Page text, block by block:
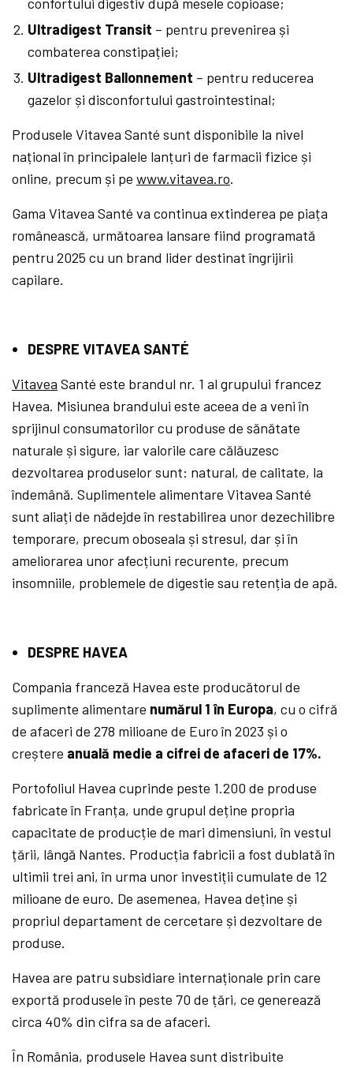
Ultradigest Transit – pentru prevenirea și
combaterea constipației;
Ultradigest Ballonnement – pentru reducerea
gazelor și disconfortului gastrointestinal;
Produsele Vitavea Santé sunt disponibile la nivel
național în principalele lanțuri de farmacii fizice și
online, precum și pewww.vitavea.ro.
Gama Vitavea Santé va continua extinderea pe piața
românească, următoarea lansare fiind programată
pentru 2025 cu un brand lider destinat îngrijirii
capilare.
DESPRE VITAVEA SANTÉ
Vitavea Santé este brandul nr. 1 al grupului francez
Havea. Misiunea brandului este aceea de a veni în
sprijinul consumatorilor cu produse de sănătate
naturale și sigure, iar valorile care călăuzesc
dezvoltarea produselor sunt: natural, de calitate, la
îndemână. Suplimentele alimentare Vitavea Santé
sunt aliați de nădejde în restabilirea unor dezechilibre
temporare, precum oboseala și stresul, dar și în
ameliorarea unor afecțiuni recurente, precum
insomniile, problemele de digestie sau retenția de apă.
DESPRE HAVEA
Compania franceză Havea este producătorul de
suplimente alimentare numărul 1 în Europa, cu o cifră
de afaceri de 278 milioane de Euro în 2023 și o
creștere anuală medie a cifrei de afaceri de 17%.
Portofoliul Havea cuprinde peste 1.200 de produse
fabricate în Franța, unde grupul deține propria
capacitate de producție de mari dimensiuni, în vestul
țării, lângă Nantes. Producția fabricii a fost dublată în
ultimii trei ani, în urma unor investiții cumulate de 12
milioane de euro. De asemenea, Havea deține și
propriul departament de cercetare și dezvoltare de
produse.
Havea are patru subsidiare internaționale prin care
exportă produsele în peste 70 de țări, ce generează
circa 40% din cifra sa de afaceri.
În România, produsele Havea sunt distribuite